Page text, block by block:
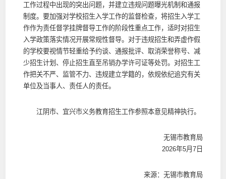
工作过程中出现的突出问题，并建立违规问题曝光机制和通报
制度。要加强对学校招生入学工作的监督检查，将招生入学工
作作为责任督学挂牌督导工作的阶段性重点工作，适时对招生
入学政策落实情况开展常规性督导。对于违规招生和弄虚作假
的学校要视情节轻重给予约谈、通报批评、取消荣誉称号、减
少招生计划、停止招生直至吊销办学许可证等处罚。对招生工
作把关不严、监管不力、违规建立学籍的，依规依纪追究有关
单位及当事人、责任人的责任。
江阴市、宜兴市义务教育招生工作参照本意见精神执行。
无锡市教育局
2026年5月7日
来源：无锡市教育局